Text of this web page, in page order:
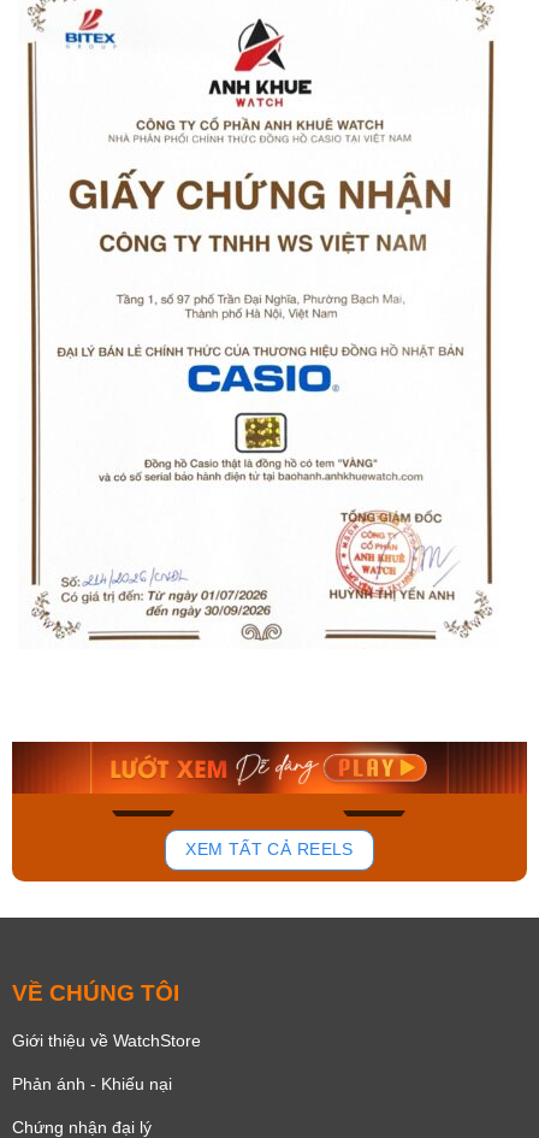
150
Mua ngay Mua ngay
XEM TẤT CẢ REELS
VỀ CHÚNG TÔI
Giới thiệu về WatchStore
Phản ánh - Khiếu nại
Chứng nhận đại lý